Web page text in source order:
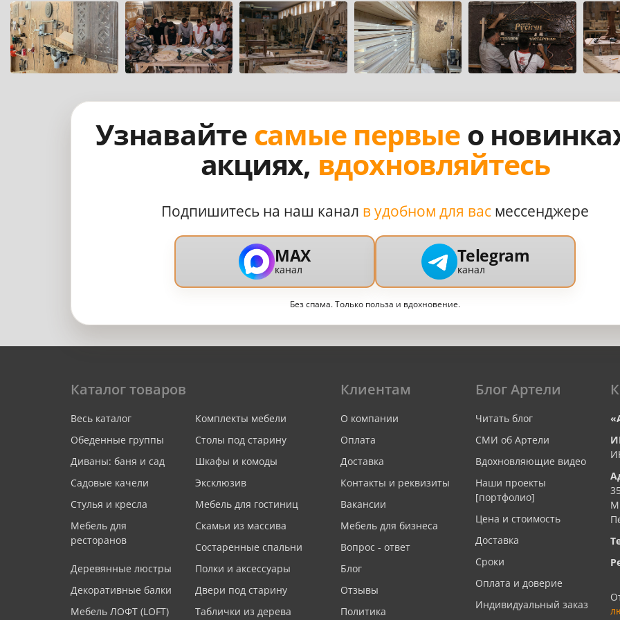
Узнавайтесамые первыео
акциях, вдохновляйтесь
Подпишитесь на наш канал в удобном для вас мессенджере
MAX
канал
Telegram
канал
Без спама. Только польза и вдохновение.
Каталог товаров
Весь каталог
Комплекты мебели
Обеденные группы
Столы под старину
Диваны: баня и сад
Шкафы и комоды
Садовые качели
Эксклюзив
Стулья и кресла
Мебель для гостиниц
Мебель для
ресторанов
Скамьи из массива
Состаренные спальни
Деревянные люстры
Полки и аксессуары
Декоративные балки
Двери под старину
Мебель ЛОФТ (LOFT)
Таблички из дерева
Клиентам
О компании
Оплата
Доставка
Контакты и реквизиты
Вакансии
Мебель для бизнеса
Вопрос - ответ
Блог
Отзывы
Политика
Блог Артели
Читать блог
СМИ об Артели
Вдохновляющие видео
Наши проекты
[портфолио]
Цена и стоимость
Доставка
Сроки
Оплата и доверие
Индивидуальный заказ